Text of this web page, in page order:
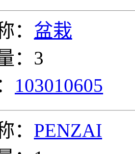
： 盆栽
：3
103010605
： PENZAI